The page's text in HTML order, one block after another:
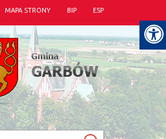
MAPA STRONY BIP ESP